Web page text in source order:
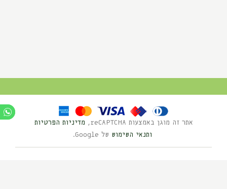
אתר זה מוגן באמצעות reCAPTCHA,
מדיניות הפרטיות
ותנאי השימוש של Google.